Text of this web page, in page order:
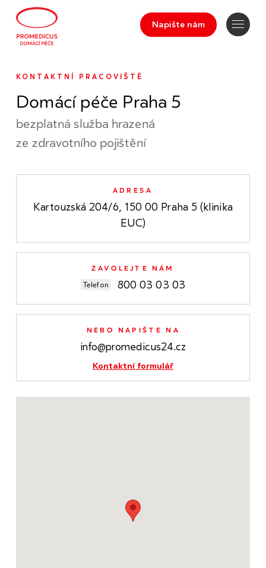
Napište nám
KONTAKTNÍ PRACOVIŠTĚ
Domácí péče Praha 5
bezplatná služba hrazená
ze zdravotního pojištění
ADRESA
Kartouzská 204/6, 150 00 Praha 5 (klinika
EUC)
ZAVOLEJTE NÁM
Telefon 800 03 03 03
NEBO NAPIŠTE NA
info@promedicus24.cz
Kontaktní formulář